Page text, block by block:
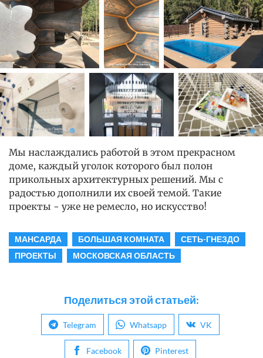
Мы наслаждались работой в этом прекрасном
доме, каждый уголок которого был полон
прикольных архитектурных решений. Мы с
радостью дополнили их своей темой. Такие
проекты - уже не ремесло, но искусство!
МАНСАРДА БОЛЬШАЯ КОМНАТА
СЕТЬ-ГНЕЗДО
ПРОЕКТЫ
МОСКОВСКАЯ ОБЛАСТЬ
Поделиться этой статьей:
Telegram Whatsapp VK
Facebook Pinterest